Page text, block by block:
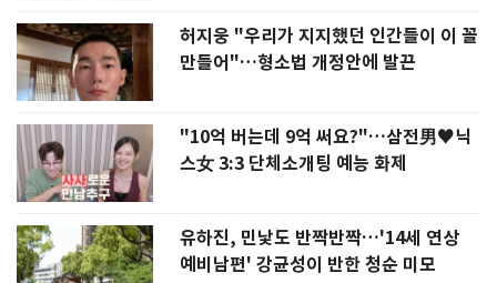
허지웅 "우리가 지지했던 인간들이 이 꼴
만들어"…형소법 개정안에 발끈
"10억 버는데 9억 써요?"…삼전男♥닉
스女 3:3 단체소개팅 예능 화제
유하진, 민낯도 반짝반짝…'14세 연상
예비남편' 강균성이 반한 청순 미모